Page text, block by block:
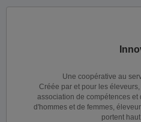
Une coopérative au
Créée par et pour les
association de compétences et
d'hommes et de femmes,
portent